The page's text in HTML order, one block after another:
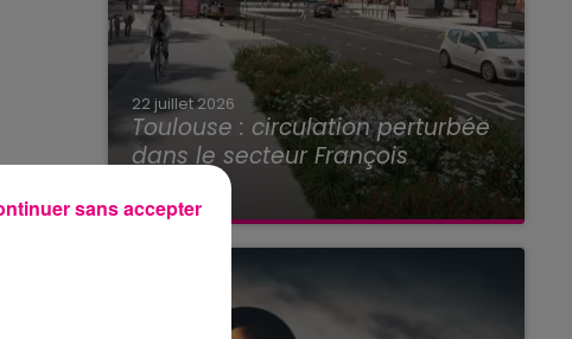
22 juillet 2026
Toulouse : circulation perturbée
dans le secteur François
Verdier...
sans accepter